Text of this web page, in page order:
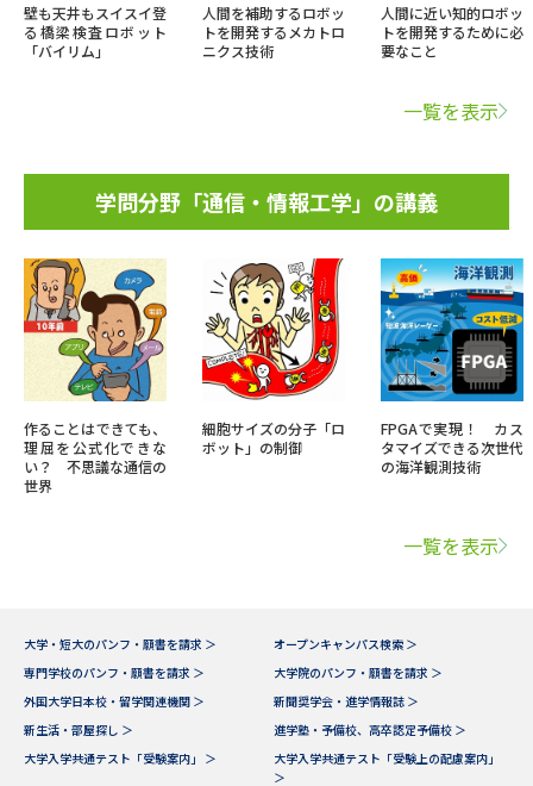
壁も天井もスイスイ登
る橋梁検査ロボット
「バイリム」
人間を補助するロボッ
トを開発するメカトロ
ニクス技術
人間に近い知的ロボッ
トを開発するために必
要なこと
一覧を表示
学問分野「通信・情報工学」の講義
作ることはできても、
理屈を公式化できな
い？ 不思議な通信の
世界
細胞サイズの分子「ロ
ボット」の制御
FPGAで実現！ カス
タマイズできる次世代
の海洋観測技術
一覧を表示
大学・短大のパンフ・願書を請求 ＞
オープンキャンパス検索 ＞
専門学校のパンフ・願書を請求 ＞
大学院のパンフ・願書を請求 ＞
外国大学日本校・留学関連機関 ＞
新聞奨学会・進学情報誌 ＞
新生活・部屋探し ＞
進学塾・予備校、高卒認定予備校 ＞
大学入学共通テスト「受験案内」 ＞
大学入学共通テスト「受験上の配慮案内」
＞